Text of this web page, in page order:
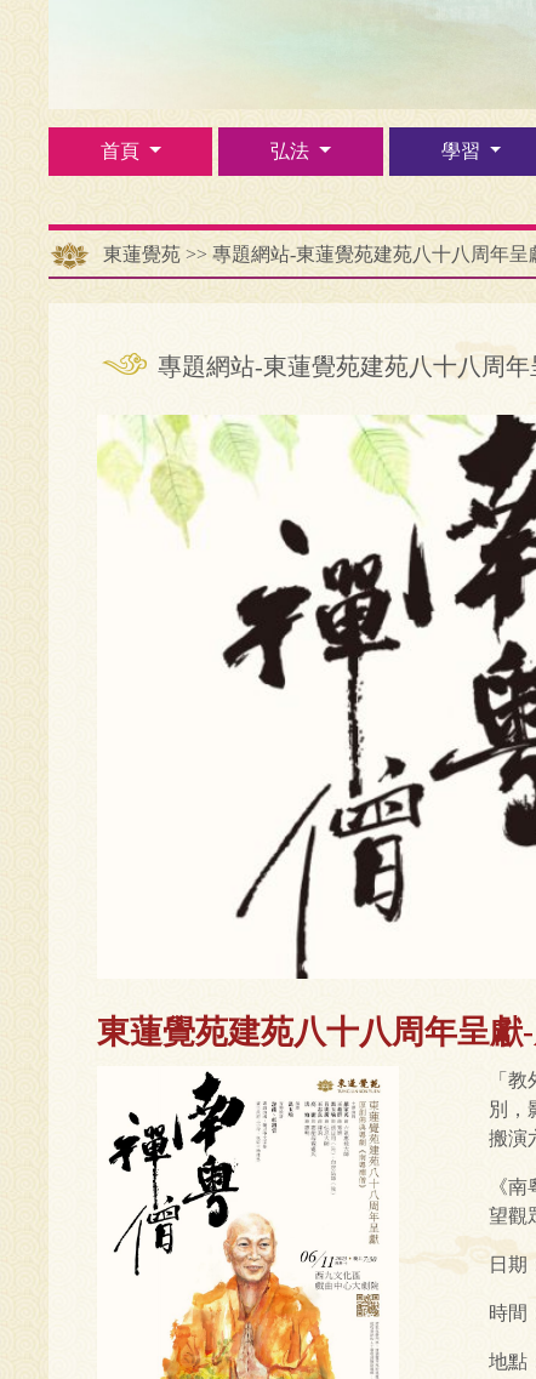
首頁 弘法 學習
東蓮覺苑 >> 專題網站-東蓮覺苑建苑八十八周年
專題網站-東蓮覺苑建苑八十八周
東蓮覺苑建苑八十八周年呈獻
「
別，
搬演
《
望觀
日期
時間
地點